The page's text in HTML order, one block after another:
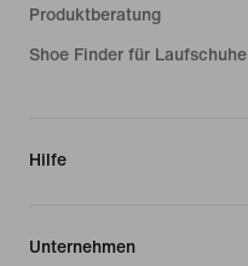
Produktberatung
Shoe Finder für Laufschuhe
Hilfe
Unternehmen